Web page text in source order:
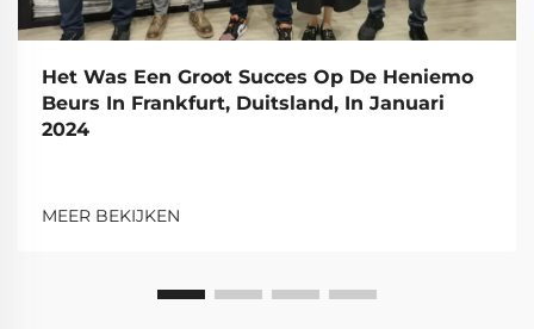
Het Was Een Groot Succes Op De Heniemo
Beurs In Frankfurt, Duitsland, In Januari
2024
MEER BEKIJKEN